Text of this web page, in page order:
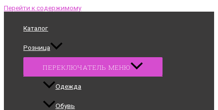
Перейти к содержимому
Каталог
Розница
ПЕРЕКЛЮЧАТЕЛЬ МЕНЮ
Одежда
Обувь